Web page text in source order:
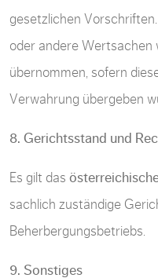
gesetzlichen
oder andere Wertsachen
übernommen, sofern
Verwahrung übergeben
8. Gerichtsstand und
Es gilt das
sachlich zuständige
Beherbergungsbetriebs.
9. Sonstiges